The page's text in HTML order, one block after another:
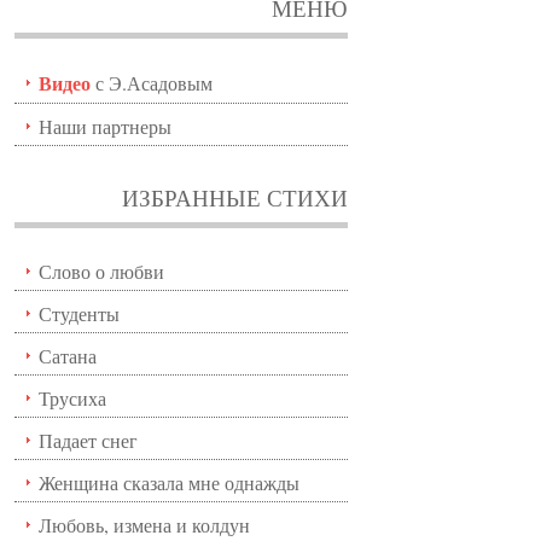
МЕНЮ
Видеос Э.Асадовым
Наши партнеры
ИЗБРАННЫЕ СТИХИ
Слово о любви
Студенты
Сатана
Трусиха
Падает снег
Женщина сказала мне однажды
Любовь, измена и колдун